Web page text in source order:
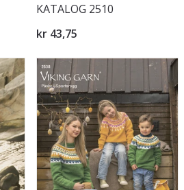
KATALOG 2510
kr 43,75